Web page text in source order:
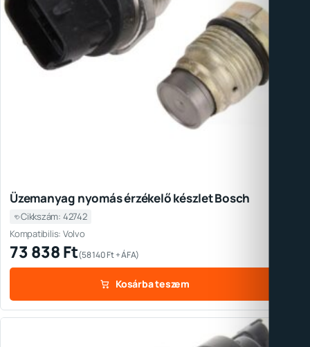
Üzemanyag nyomás érzékelő készlet Bosch
Cikkszám: 42742
Kompatibilis: Volvo
73 838Ft(58 140Ft+ ÁFA)
Kosárba teszem